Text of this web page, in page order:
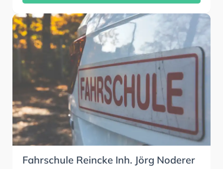
Fahrschule Reincke Inh. Jörg Noderer